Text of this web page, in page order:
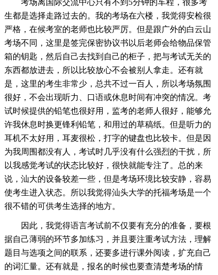
考场离国际交流中心只有不到5分钟的车程，很多考
生都是选择走路过去的。我的考场在六楼，我觉得安检很
严格，在候考室的老师也比较严厉。但是跟广外的白云山
考场不同，这里是签完保密协议书以后老师会给物品保管
箱的钥匙，然后自己去找到自己的柜子，把与考试无关的
东西都放进去，所以比较放心不会被别人拿走。还有就
是，这里的考生非常少，总共不过一百人，所以考场氛围
很好，不会出现听力、口语或休息时间有冲突的情况。考
试时候提供的铅笔也很好用，监考的老师人很好，能够允
许我休息时换更锋利铅笔，和用过的草稿纸。但是听力的
耳机不太好用，耳麦很松，打字的键盘也比较卡。但是因
为我周围都没有人，考试时几乎没有什么强烈的干扰，所
以我感觉考试的状态比较好，很快就能专注了。总的来
说，汕大的设备较差一些，但是考场环境比较安静，容易
使考生进入状态。所以我觉得汕头大学的托福考场是一个
很不错的可供考生选择的地方。
因此，我觉得语言考试前不仅要有充分的准备，要根
据自己薄弱的环节多加练习，并且要注重考试方法，理解
题目与选项之间的联系，还要多进行课外阅读，扩充自己
的词汇量。还有就是，报名的时候也要查清楚考场的情